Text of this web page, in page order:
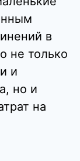
в
не только
и
но и
на